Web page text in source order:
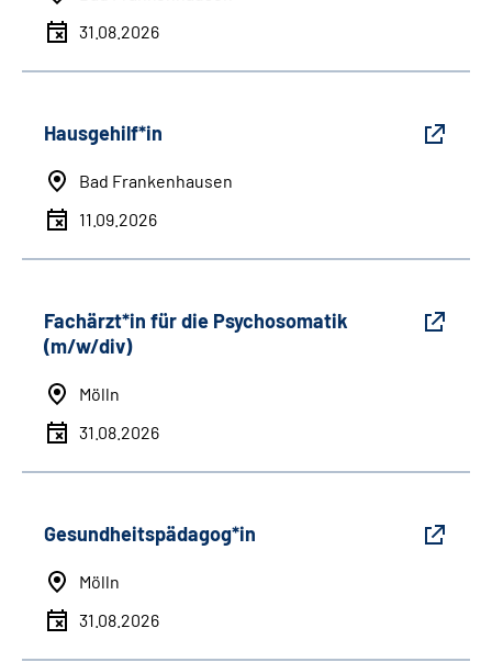
31.08.2026
Hausgehilf*in
Bad Frankenhausen
11.09.2026
Fachärzt*in für die Psychosomatik
(m/w/div)
Mölln
31.08.2026
Gesundheitspädagog*in
Mölln
31.08.2026